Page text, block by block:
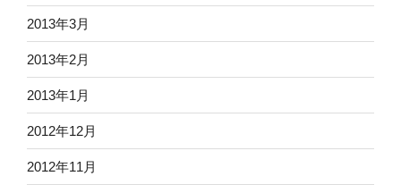
2013年3月
2013年2月
2013年1月
2012年12月
2012年11月